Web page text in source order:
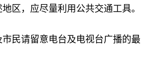
区，应尽量利用公共交通工具。
民请留意电台及电视台广播的最